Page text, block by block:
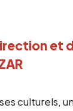
et
culturels,